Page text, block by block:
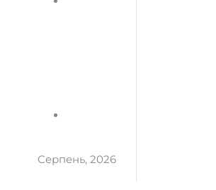
Серпень, 2026